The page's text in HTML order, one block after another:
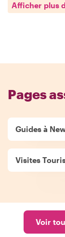
Afficher plus
Pages
Guides à
Visites
Voir